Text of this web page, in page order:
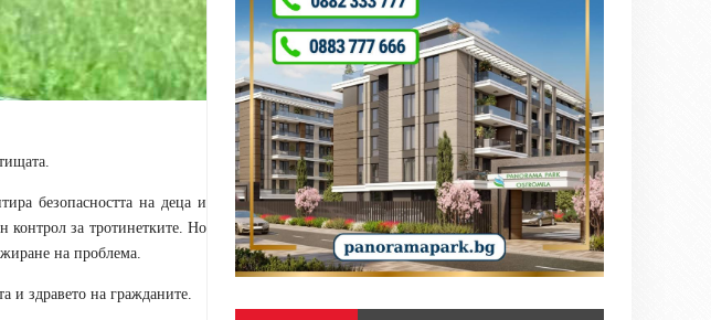
безопасността на деца и
контрол за тротинетките. Но
на проблема.
и здравето на гражданите.